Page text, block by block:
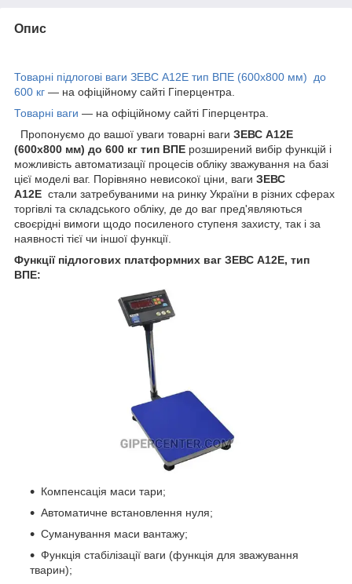
Опис
Товарні підлогові ваги ЗЕВС А12Е тип ВПЕ (600х800 мм) до
600 кг — на офіційному сайті Гіперцентра.
Товарні ваги — на офіційному сайті Гіперцентра.
Пропонуємо до вашої уваги товарні ваги ЗЕВС А12Е
(600х800 мм) до 600 кг тип ВПЕ розширений вибір функцій і
можливість автоматизації процесів обліку зважування на базі
цієї моделі ваг. Порівняно невисокої ціни, ваги ЗЕВС
А12Е стали затребуваними на ринку України в різних сферах
торгівлі та складського обліку, де до ваг пред'являються
своєрідні вимоги щодо посиленого ступеня захисту, так і за
наявності тієї чи іншої функції.
Функції підлогових платформних ваг ЗЕВС А12Е, тип
ВПЕ:
Компенсація маси тари;
Автоматичне встановлення нуля;
Суманування маси вантажу;
Функція стабілізації ваги (функція для зважування
тварин);